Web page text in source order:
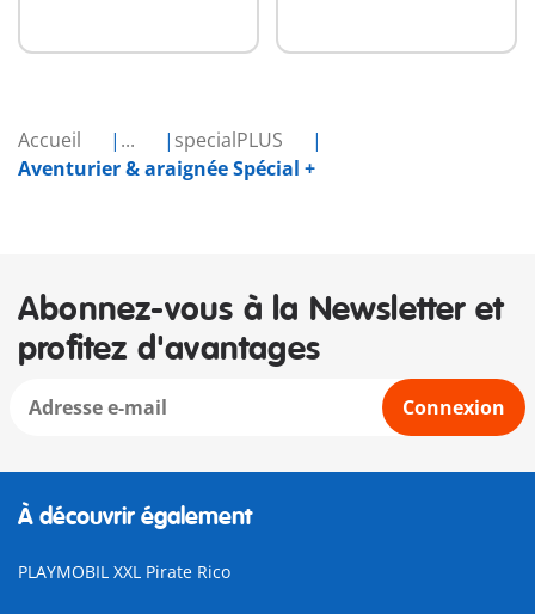
Accueil ...
specialPLUS
Aventurier & araignée Spécial +
Abonnez-vous à la Newsletter et
profitez d'avantages
Connexion
À découvrir également
PLAYMOBIL XXL Pirate Rico